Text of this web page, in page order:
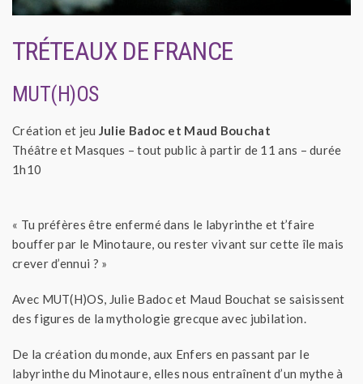
TRÉTEAUX DE FRANCE
MUT(H)OS
Création et jeu Julie Badoc et Maud Bouchat
Théâtre et Masques – tout public à partir de 11 ans – durée
1h10
« Tu préfères être enfermé dans le labyrinthe et t’faire
bouffer par le Minotaure, ou rester vivant sur cette île mais
crever d’ennui ? »
Avec MUT(H)OS, Julie Badoc et Maud Bouchat se saisissent
des figures de la mythologie grecque avec jubilation.
De la création du monde, aux Enfers en passant par le
labyrinthe du Minotaure, elles nous entraînent d’un mythe à